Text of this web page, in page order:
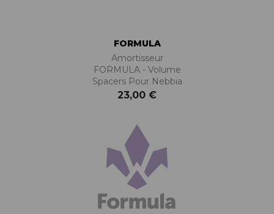
FORMULA
Amortisseur
FORMULA - Volume
Spacers Pour Nebbia
23,00 €